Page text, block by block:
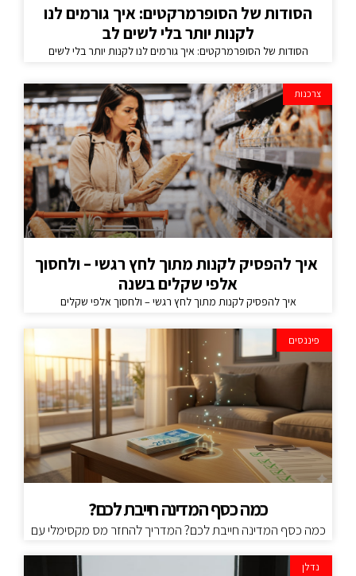
הסודות של הסופרמרקטים: איך גורמים לנו
לקנות יותר בלי לשים לב
הסודות של הסופרמרקטים: איך גורמים לנו לקנות יותר בלי לשים
צרכנות
איך להפסיק לקנות מתוך לחץ רגשי – ולחסוך
אלפי שקלים בשנה
איך להפסיק לקנות מתוך לחץ רגשי – ולחסוך אלפי שקלים
פיננסים
כמה כסף המדינה חייבת לכם?
כמה כסף המדינה חייבת לכם? המדריך להחזר מס מקסימלי עם
נדלן